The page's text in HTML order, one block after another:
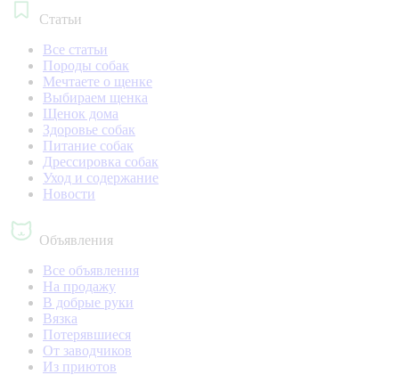
Статьи
Все статьи
Породы собак
Мечтаете о щенке
Выбираем щенка
Щенок дома
Здоровье собак
Питание собак
Дрессировка собак
Уход и содержание
Новости
Объявления
Все объявления
На продажу
В добрые руки
Вязка
Потерявшиеся
От заводчиков
Из приютов